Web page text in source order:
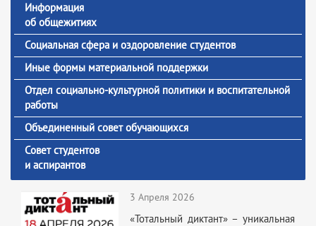
Информация
об общежитиях
Социальная сфера и оздоровление студентов
Иные формы материальной поддержки
Отдел социально-культурной политики и воспитательной
работы
Объединенный совет обучающихся
Совет студентов
и аспирантов
3 Апреля 2026
«Тотальный диктант» – уникальная